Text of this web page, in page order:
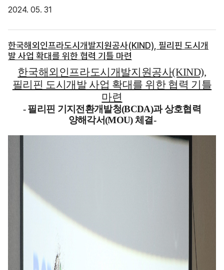
KIND,사장 이강훈
기업의 진출을 지원하기 위해5월31일(금)업무협약
(MOU)을 체결하였다.
세 기관은 ▲ 행복도시 스마트시티 조성 경험과 기
술의 해외 확산 ▲ 우리 기업의 투자,금융 및 사업개
발 지원 ▲ 기업 대상 해외건설 자료 분석·제공 등에
대해 상호 협력하기로 했다.
이번 협약을 계기로 세 기관은 실무협의회를 구성
하여 상호협력 사항을 구체화 해나가고,세계 최고
수준의 모범 스마트시티로 건설중인 행복도시
김형렬 행복청장은
세 기관간의 협력을 통해 행복
도시 스마트시티 모델을
수출 아이템으
.”고 하면서
행복도시 스마트시티 조성에
참여했던 우수한 기술력과 풍부한 경험이 있는 우리
기업들이 해외에 진출할 수 있도록 정부 내외의 협력
을 도모할 것 ”이라고 말했다
2024. 05. 31
한국해외인프라도시개발지원공사(KIND), 필리핀 도시개
발 사업 확대를 위한 협력 기틀 마련
한국해외인프라도시개발지원공사(KIND),
필리핀 도시개발 사업 확대를 위한 협력 기틀
마련
- 필리핀 기지전환개발청(BCDA)과 상호협력
양해각서(MOU)체결-